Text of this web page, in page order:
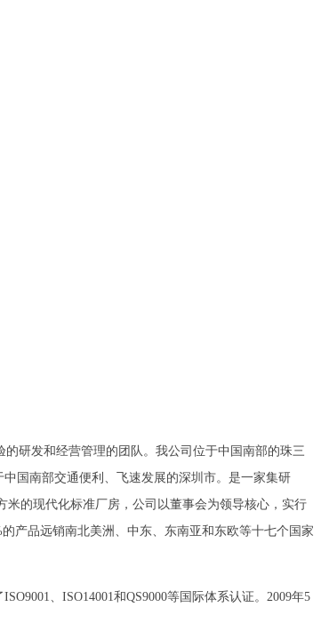
研发和经营管理的团队。我公司位于中国南部的珠三
国南部交通便利、飞速发展的深圳市。是一家集研
米的现代化标准厂房，公司以董事会为领导核心，实行
产品远销南北美洲、中东、东南亚和东欧等十七个国家
、ISO14001和QS9000等国际体系认证。2009年5